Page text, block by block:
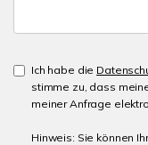
Ich habe die
stimme zu, dass
meiner Anfrage
Hinweis: Sie können